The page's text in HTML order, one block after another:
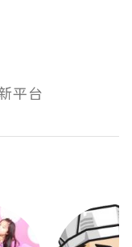
平台